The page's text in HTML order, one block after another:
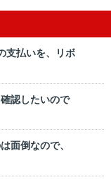
支払いを、リボ
認したいので
面倒なので、